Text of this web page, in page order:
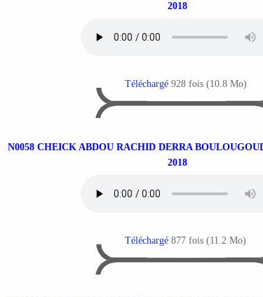
2018
Téléchargé 928 fois (10.8 Mo)
N0058 CHEICK ABDOU RACHID DERRA
2018
Téléchargé 877 fois (11.2 Mo)